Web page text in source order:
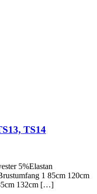
TS14
5%Elastan
1 85cm 120cm
132cm […]